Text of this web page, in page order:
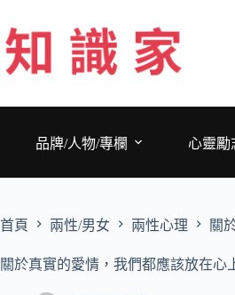
至
主
要
品牌/人物/專欄
心靈勵
首頁 兩性/男女 兩性心理 關
關於真實的愛情，我們都應該放在心